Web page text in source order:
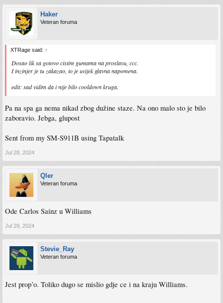
Haker
Veteran foruma
XTRage said: ↑
Dosao lik sa gotovo cistim gumama na proslavu, ccc.
I inzinjer je tu zakazao, to je uvijek glavna napomena.
edit: sad vidim da i nije bilo cooldown kruga.
Pa na spa ga nema nikad zbog dužine staze. Na ono malo sto je bilo
zaboravio. Jebga, glupost
Sent from my SM-S911B using Tapatalk
Jul 28, 2024
Qler
Veteran foruma
Ode Carlos Sainz u Williams
Jul 29, 2024
Stevie_Ray
Veteran foruma
Jest prop’o. Toliko dugo se mislio gdje ce i na kraju Williams.